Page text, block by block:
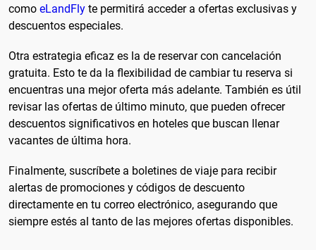
como eLandFly te permitirá acceder a ofertas exclusivas y
descuentos especiales.
Otra estrategia eficaz es la de reservar con cancelación
gratuita. Esto te da la flexibilidad de cambiar tu reserva si
encuentras una mejor oferta más adelante. También es útil
revisar las ofertas de último minuto, que pueden ofrecer
descuentos significativos en hoteles que buscan llenar
vacantes de última hora.
Finalmente, suscríbete a boletines de viaje para recibir
alertas de promociones y códigos de descuento
directamente en tu correo electrónico, asegurando que
siempre estés al tanto de las mejores ofertas disponibles.